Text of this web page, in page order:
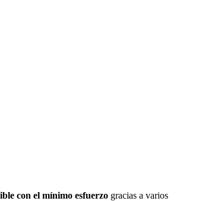
con el mínimo esfuerzo gracias a varios